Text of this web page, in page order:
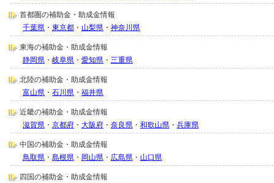
首都圏の補助金・助成金情報
千葉県 ・ 東京都 ・ 山梨県 ・ 神奈川県
東海の補助金・助成金情報
静岡県 ・ 岐阜県 ・ 愛知県 ・ 三重県
北陸の補助金・助成金情報
富山県 ・ 石川県 ・ 福井県
近畿の補助金・助成金情報
滋賀県 ・ 京都府 ・ 大阪府 ・ 奈良県 ・ 和歌山県 ・ 兵庫県
中国の補助金・助成金情報
鳥取県 ・ 島根県 ・ 岡山県 ・ 広島県 ・ 山口県
四国の補助金・助成金情報